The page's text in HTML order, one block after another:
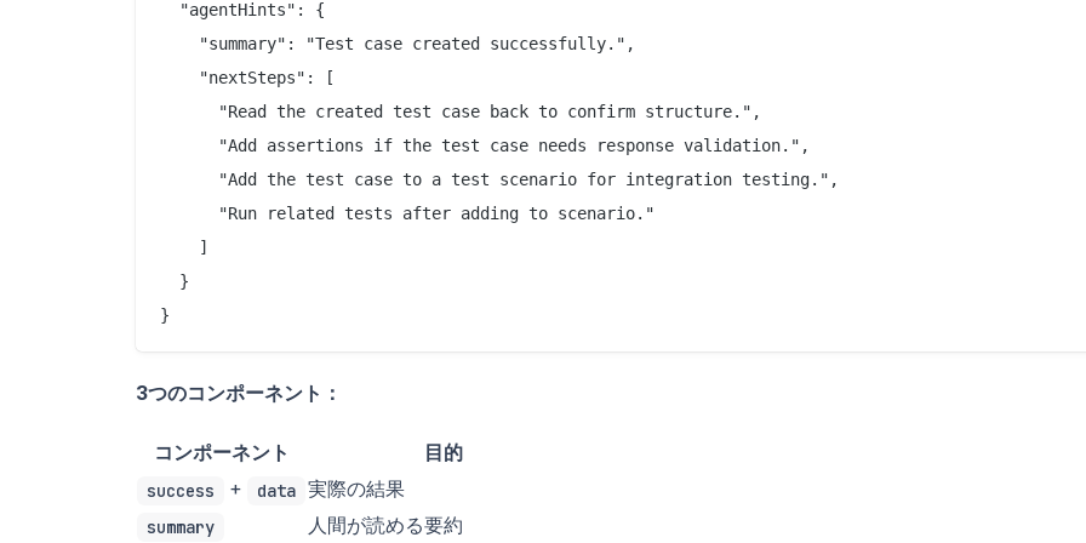
  "agentHints": {
    "summary": "Test case created successfully.",
    "nextSteps": [
      "Read the created test case back to confirm structure.",
      "Add assertions if the test case needs response validation.",
      "Add the test case to a test scenario for integration testing.",
      "Run related tests after adding to scenario."
    ]
  }
}
3つのコンポーネント：
コンポーネント 目的
success + data 実際の結果
summary 人間が読める要約